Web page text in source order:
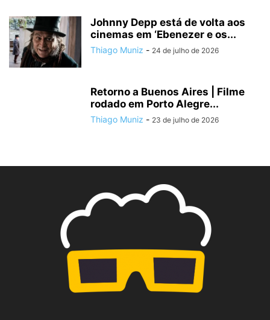
Johnny Depp está de volta aos
cinemas em ‘Ebenezer e os...
Thiago Muniz - 24 de julho de 2026
Retorno a Buenos Aires | Filme
rodado em Porto Alegre...
Thiago Muniz - 23 de julho de 2026